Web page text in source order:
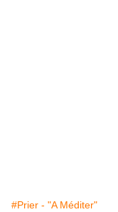
#Prier - "A Méditer"